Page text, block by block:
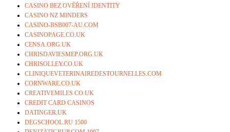
CASINO BEZ OVĚŘENÍ IDENTITY
CASINO NZ MINDERS
CASINO-BSB007-AU.COM
CASINOPAGE.CO.UK
CENSA.ORG.UK
CHRISDAVIESMEP.ORG.UK
CHRISOLLEY.CO.UK
CLINIQUEVETERINAIREDESTOURNELLES.COM
CORNWARE.CO.UK
CREATIVEMILES.CO.UK
CREDIT CARD CASINOS
DATINGER.UK
DEGSCHOOL.RU 1500